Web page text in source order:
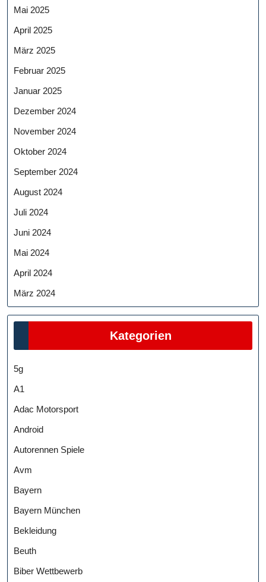
Mai 2025
April 2025
März 2025
Februar 2025
Januar 2025
Dezember 2024
November 2024
Oktober 2024
September 2024
August 2024
Juli 2024
Juni 2024
Mai 2024
April 2024
März 2024
Kategorien
5g
A1
Adac Motorsport
Android
Autorennen Spiele
Avm
Bayern
Bayern München
Bekleidung
Beuth
Biber Wettbewerb